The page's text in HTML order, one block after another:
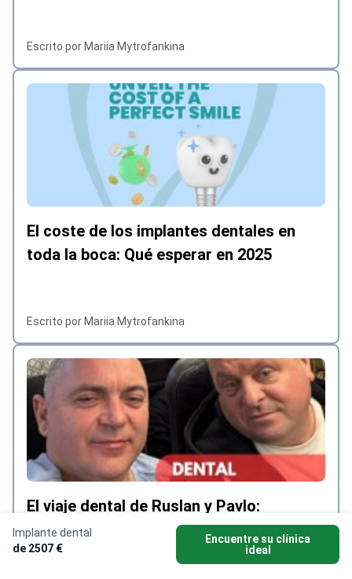
Implante dental
de 2507 €
Encuentre su clínica
ideal
Escrito por Mariia Mytrofankina
El coste de los implantes dentales en
toda la boca: Qué esperar en 2025
Escrito por Mariia Mytrofankina
El viaje dental de Ruslan y Pavlo:
Historias de éxito de implantes en
Turquía